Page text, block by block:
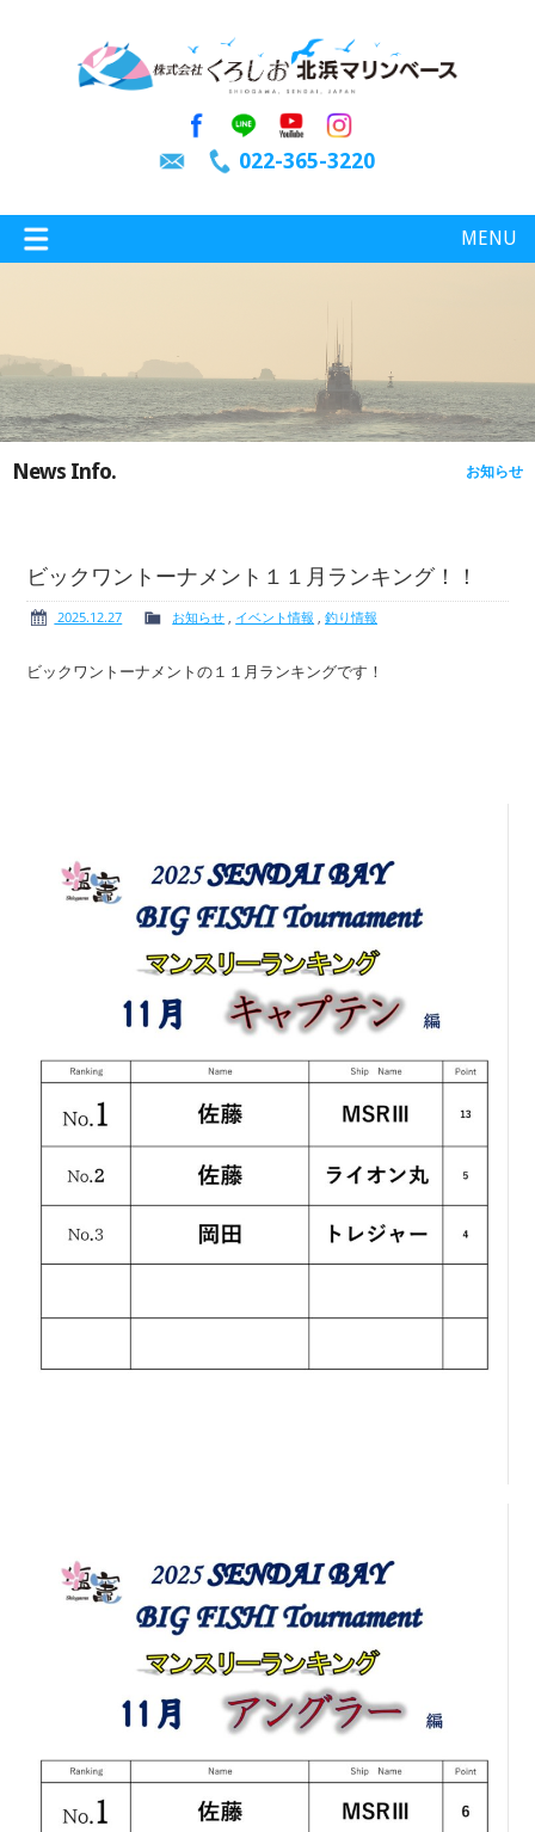
022-365-3220
MENU
特選情報 釣り情報
新艇・展示艇情報 中古艇情報
求人情報 会社概要
News Info. お知らせ
ビックワントーナメント１１月ランキング！！
2025.12.27 お知らせ イベント情報 ,釣り情報
ビックワントーナメントの１１月ランキングです！